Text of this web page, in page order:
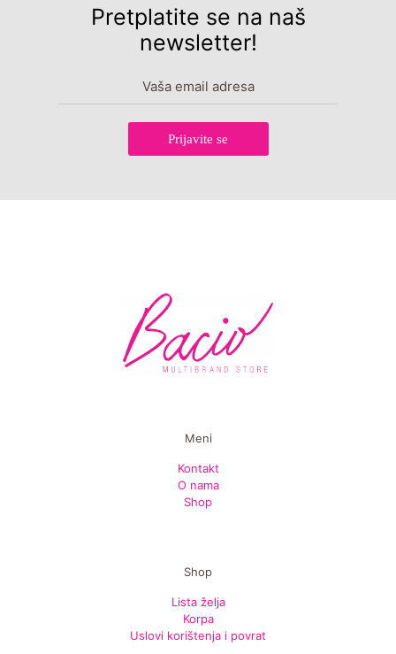
Pretplatite se na naš
newsletter!
Prijavite se
Meni
Kontakt
O nama
Shop
Shop
Lista želja
Korpa
Uslovi korištenja i povrat